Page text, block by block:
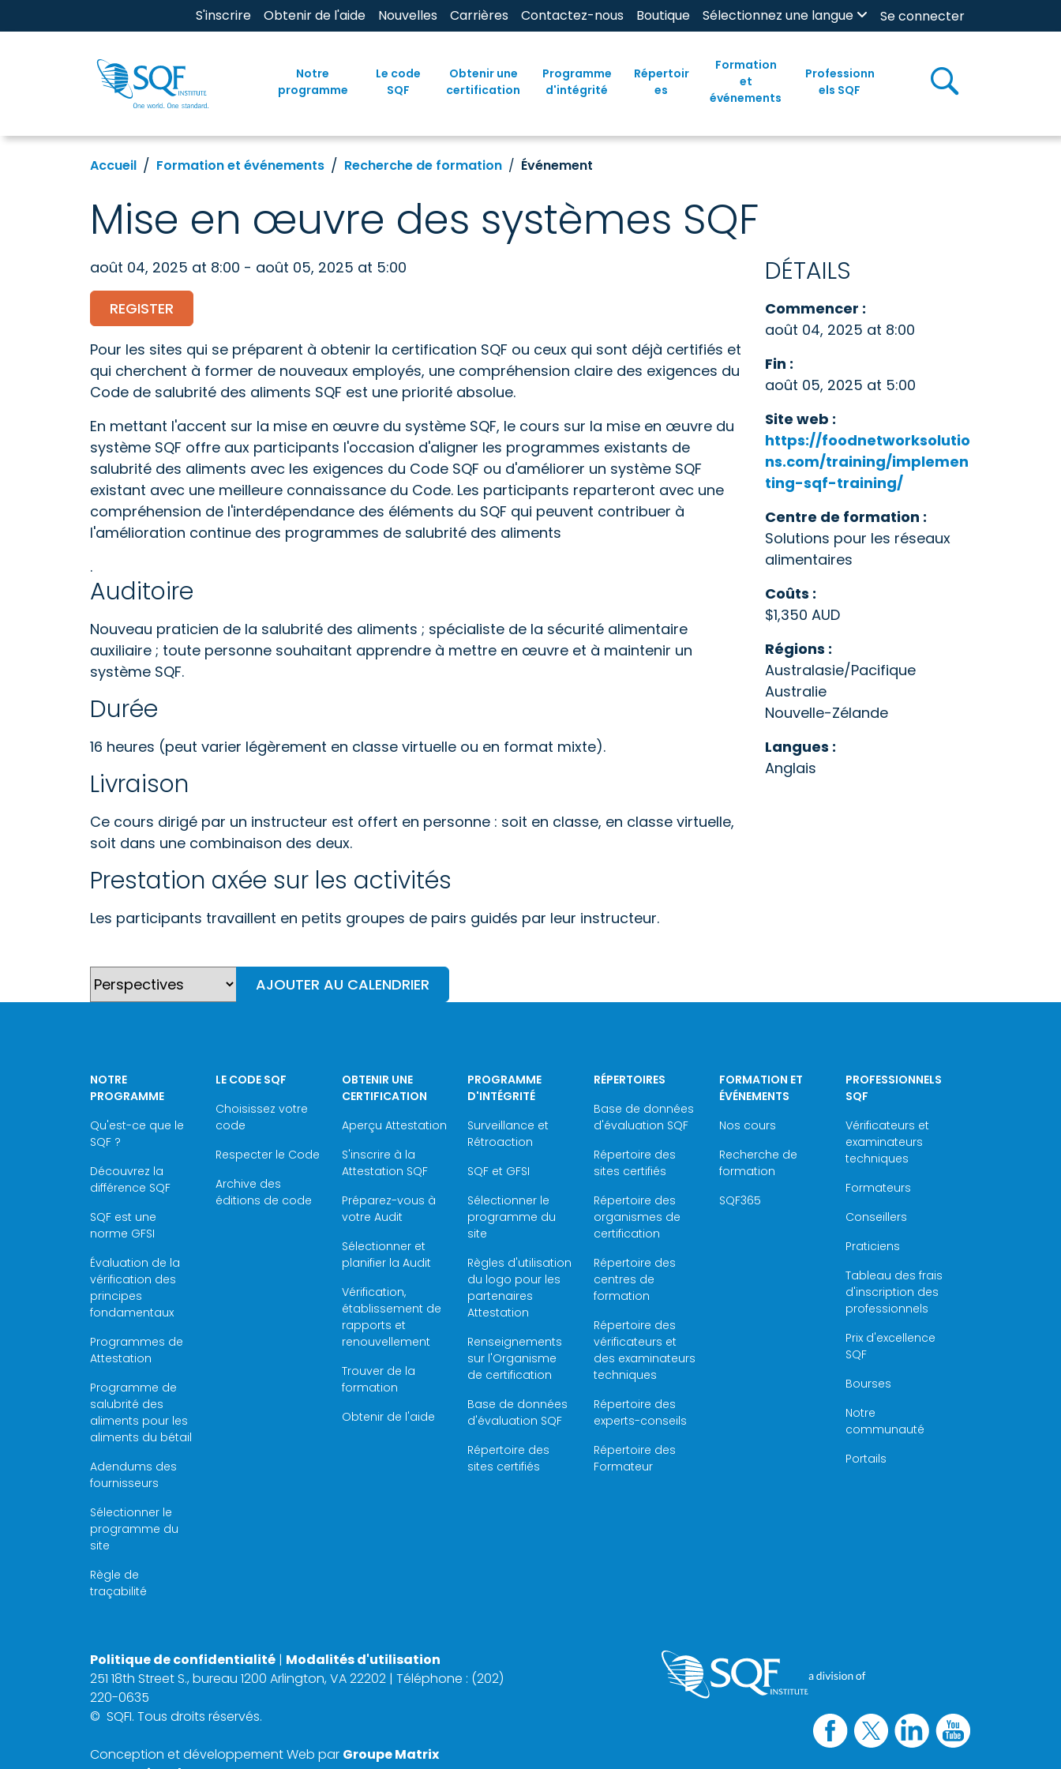
S'inscrire Obtenir de l'aide Nouvelles Carrières Contactez-nous Boutique Sélectionnez une langue Se connecter
Notre
programme
Le code
SQF
Obtenir une
certification
Programme
d'intégrité
Répertoir
es
Formation
et
événements
Professionn
els SQF
Accueil Formation et événements Recherche de formation Événement
Mise en œuvre des systèmes SQF
août 04, 2025 at 8:00 - août 05, 2025 at 5:00
REGISTER
Pour les sites qui se préparent à obtenir la certification SQF ou ceux qui sont déjà certifiés et
qui cherchent à former de nouveaux employés, une compréhension claire des exigences du
Code de salubrité des aliments SQF est une priorité absolue.
En mettant l'accent sur la mise en œuvre du système SQF, le cours sur la mise en œuvre du
système SQF offre aux participants l'occasion d'aligner les programmes existants de
salubrité des aliments avec les exigences du Code SQF ou d'améliorer un système SQF
existant avec une meilleure connaissance du Code. Les participants reparteront avec une
compréhension de l'interdépendance des éléments du SQF qui peuvent contribuer à
l'amélioration continue des programmes de salubrité des aliments
.
Auditoire
Nouveau praticien de la salubrité des aliments ; spécialiste de la sécurité alimentaire
auxiliaire ; toute personne souhaitant apprendre à mettre en œuvre et à maintenir un
système SQF.
Durée
16 heures (peut varier légèrement en classe virtuelle ou en format mixte).
Livraison
Ce cours dirigé par un instructeur est offert en personne : soit en classe, en classe virtuelle,
soit dans une combinaison des deux.
Prestation axée sur les activités
Les participants travaillent en petits groupes de pairs guidés par leur instructeur.
AJOUTER AU CALENDRIER
DÉTAILS
Commencer :
août 04, 2025 at 8:00
Fin :
août 05, 2025 at 5:00
Site web :
https://foodnetworksolutio
ns.com/training/implemen
ting-sqf-training/
Centre de formation :
Solutions pour les réseaux
alimentaires
Coûts :
$1,350 AUD
Régions :
Australasie/Pacifique
Australie
Nouvelle-Zélande
Langues :
Anglais
NOTRE
PROGRAMME
Qu'est-ce que le
SQF ?
Découvrez la
différence SQF
SQF est une
norme GFSI
Évaluation de la
vérification des
principes
fondamentaux
Programmes de
Attestation
Programme de
salubrité des
aliments pour les
aliments du bétail
Adendums des
fournisseurs
Sélectionner le
programme du
site
Règle de
traçabilité
LE CODE SQF
Choisissez votre
code
Respecter le Code
Archive des
éditions de code
OBTENIR UNE
CERTIFICATION
Aperçu Attestation
S'inscrire à la
Attestation SQF
Préparez-vous à
votre Audit
Sélectionner et
planifier la Audit
Vérification,
établissement de
rapports et
renouvellement
Trouver de la
formation
Obtenir de l'aide
PROGRAMME
D'INTÉGRITÉ
Surveillance et
Rétroaction
SQF et GFSI
Sélectionner le
programme du
site
Règles d'utilisation
du logo pour les
partenaires
Attestation
Renseignements
sur l'Organisme
de certification
Base de données
d'évaluation SQF
Répertoire des
sites certifiés
RÉPERTOIRES
Base de données
d'évaluation SQF
Répertoire des
sites certifiés
Répertoire des
organismes de
certification
Répertoire des
centres de
formation
Répertoire des
vérificateurs et
des examinateurs
techniques
Répertoire des
experts-conseils
Répertoire des
Formateur
FORMATION ET
ÉVÉNEMENTS
Nos cours
Recherche de
formation
SQF365
PROFESSIONNELS
SQF
Vérificateurs et
examinateurs
techniques
Formateurs
Conseillers
Praticiens
Tableau des frais
d'inscription des
professionnels
Prix d'excellence
SQF
Bourses
Notre
communauté
Portails
Politique de confidentialité | Modalités d'utilisation
251 18th Street S., bureau 1200 Arlington, VA 22202 | Téléphone : (202)
220-0635
© SQFI. Tous droits réservés.
Conception et développement Web par Groupe Matrix